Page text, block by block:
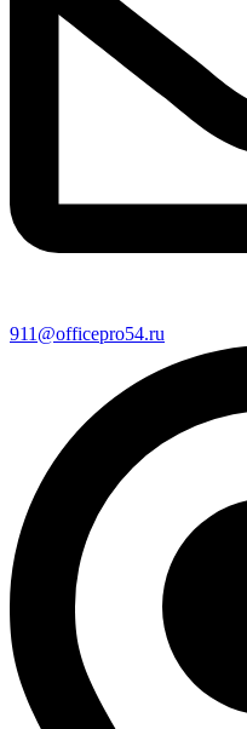
911@officepro54.ru